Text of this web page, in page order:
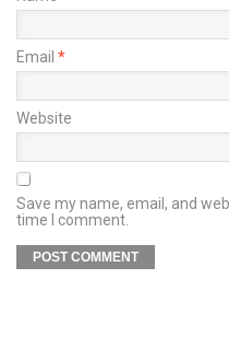
Email *
Website
Save my name, email, and
time I comment.